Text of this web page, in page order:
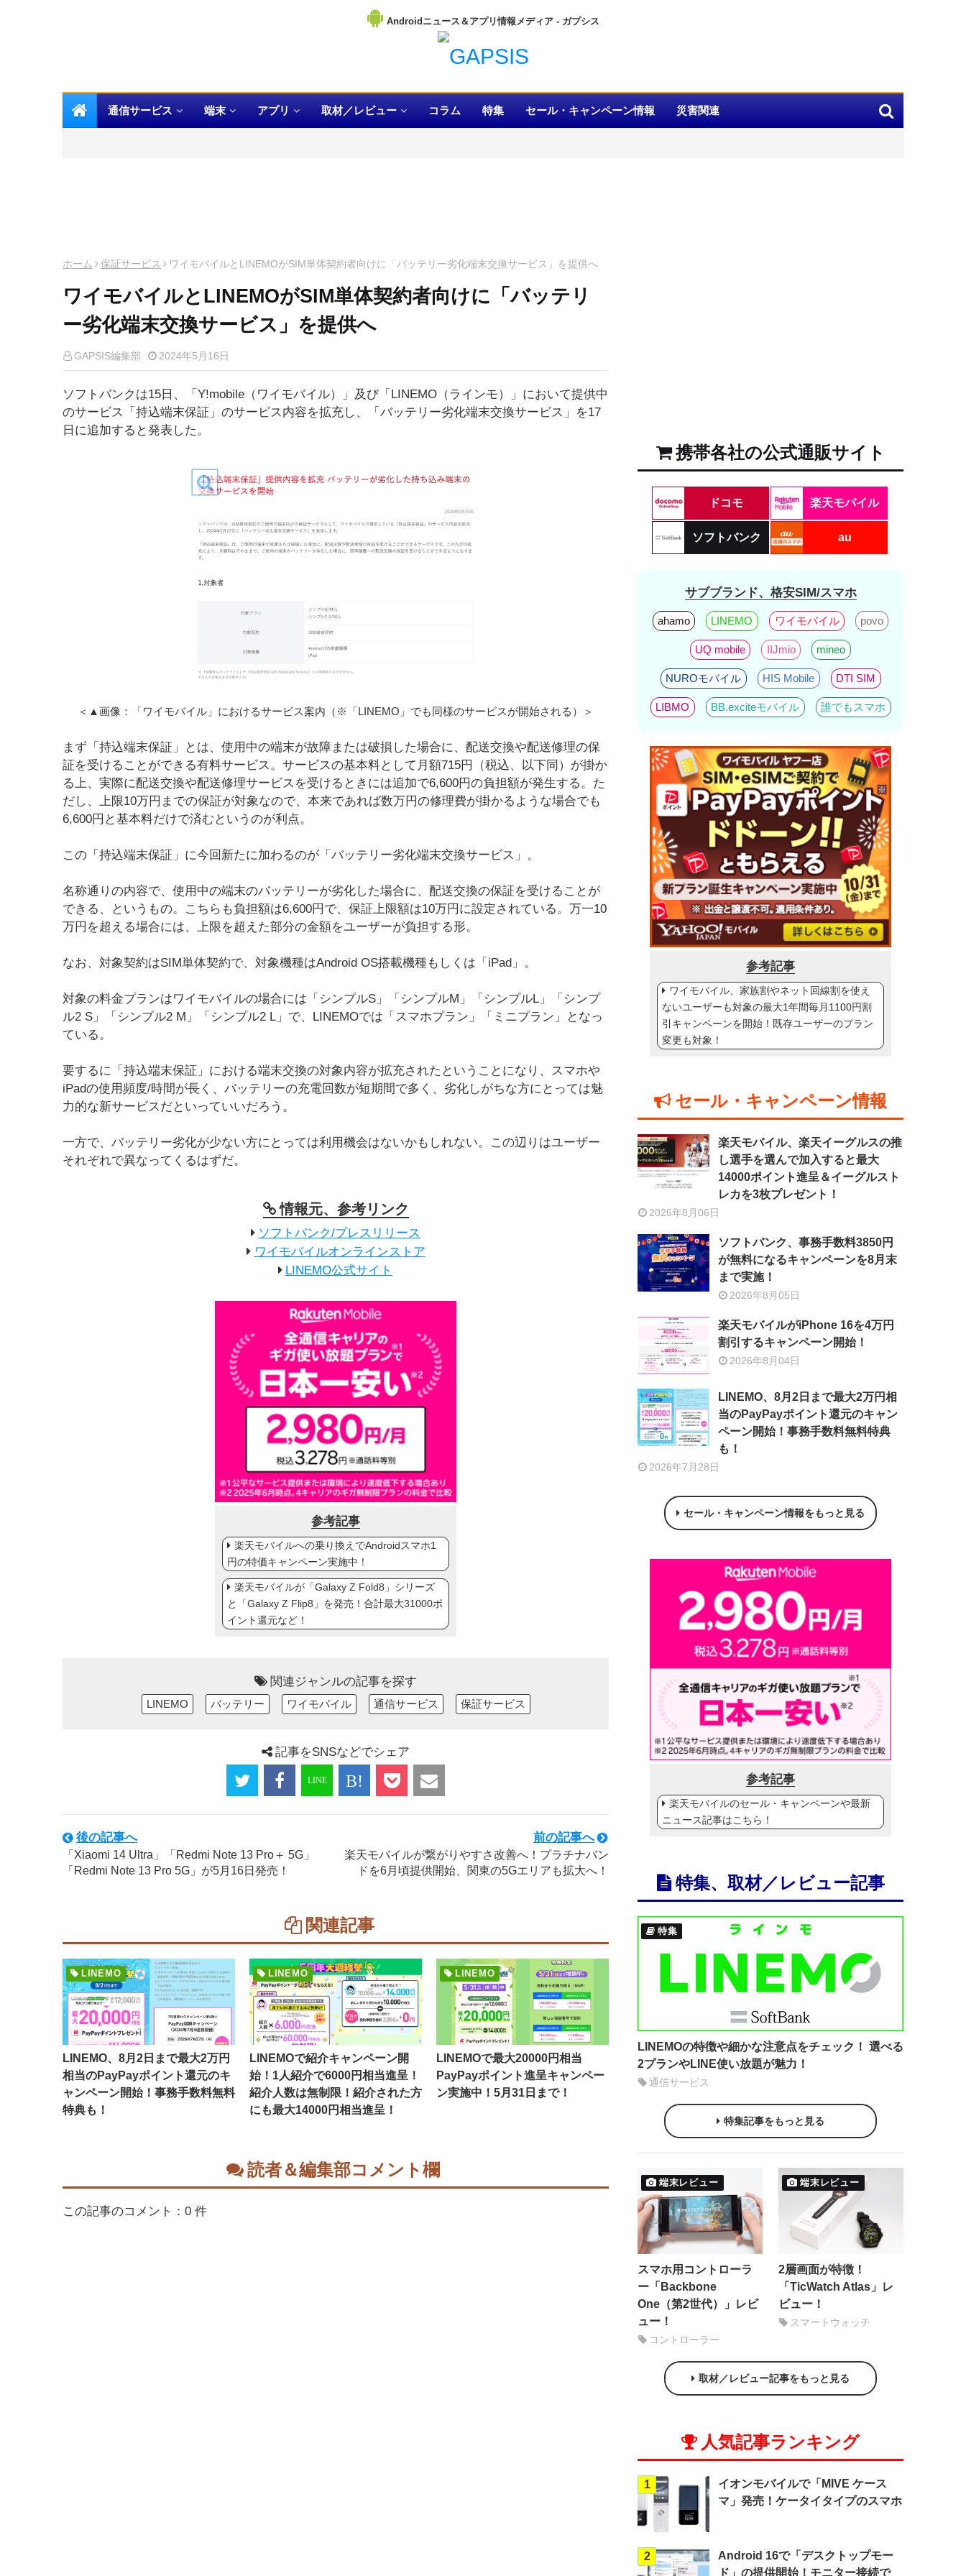
Androidニュース＆アプリ情報メディア
通信サービス 端末 アプリ 取材／レビュー コラム 特集 セール・キャンペーン情報 災害関連
ホーム 保証サービス ワイモバイルとLINEMOがSIM単体契約者向けに「バッテリー劣化端末交換サービス」を提供へ
ワイモバイルとLINEMOがSIM単体契約者向けに「バッテリ
ー劣化端末交換サービス」を提供へ
GAPSIS編集部 2024年5月16日
ソフトバンクは15日、「Y!mobile（ワイモバイル）」及び「LINEMO（ラインモ）」において提供中
のサービス「持込端末保証」のサービス内容を拡充し、「バッテリー劣化端末交換サービス」を17
日に追加すると発表した。
＜▲画像：「ワイモバイル」におけるサービス案内（※「LINEMO」でも同様のサービスが開始される）＞
まず「持込端末保証」とは、使用中の端末が故障または破損した場合に、配送交換や配送修理の保
証を受けることができる有料サービス。サービスの基本料として月額715円（税込、以下同）が掛か
る上、実際に配送交換や配送修理サービスを受けるときには追加で6,600円の負担額が発生する。た
だし、上限10万円までの保証が対象なので、本来であれば数万円の修理費が掛かるような場合でも
6,600円と基本料だけで済むというのが利点。
この「持込端末保証」に今回新たに加わるのが「バッテリー劣化端末交換サービス」。
名称通りの内容で、使用中の端末のバッテリーが劣化した場合に、配送交換の保証を受けることが
できる、というもの。こちらも負担額は6,600円で、保証上限額は10万円に設定されている。万一10
万円を超える場合には、上限を超えた部分の金額をユーザーが負担する形。
なお、対象契約はSIM単体契約で、対象機種はAndroid OS搭載機種もしくは「iPad」。
対象の料金プランはワイモバイルの場合には「シンプルS」「シンプルM」「シンプルL」「シンプ
ル2 S」「シンプル2 M」「シンプル2 L」で、LINEMOでは「スマホプラン」「ミニプラン」となっ
ている。
要するに「持込端末保証」における端末交換の対象内容が拡充されたということになり、スマホや
iPadの使用頻度/時間が長く、バッテリーの充電回数が短期間で多く、劣化しがちな方にとっては魅
力的な新サービスだといっていいだろう。
一方で、バッテリー劣化が少ない方にとっては利用機会はないかもしれない。この辺りはユーザー
それぞれで異なってくるはずだ。
情報元、参考リンク
ソフトバンク/プレスリリース
ワイモバイルオンラインストア
LINEMO公式サイト
参考記事
楽天モバイルへの乗り換えでAndroidスマホ1
円の特価キャンペーン実施中！
楽天モバイルが「Galaxy Z Fold8」シリーズ
と「Galaxy Z Flip8」を発売！合計最大31000ポ
イント還元など！
関連ジャンルの記事を探す
LINEMO バッテリー ワイモバイル 通信サービス 保証サービス
記事をSNSなどでシェア
後の記事へ
「Xiaomi 14 Ultra」「Redmi Note 13 Pro＋ 5G」
「Redmi Note 13 Pro 5G」が5月16日発売！
前の記事へ
楽天モバイルが繋がりやすさ改善へ！プラチナバン
ドを6月頃提供開始、関東の5Gエリアも拡大へ！
関連記事
LINEMO
LINEMO、8月2日まで最大2万円
相当のPayPayポイント還元のキ
ャンペーン開始！事務手数料無料
特典も！
LINEMO
LINEMOで紹介キャンペーン開
始！1人紹介で6000円相当進呈！
紹介人数は無制限！紹介された方
にも最大14000円相当進呈！
LINEMO
LINEMOで最大20000円相当
PayPayポイント進呈キャンペー
ン実施中！5月31日まで！
読者＆編集部コメント欄
この記事のコメント：0 件
携帯各社の公式通販サイト
ドコモ 楽天モバイル
ソフトバンク au
サブブランド、格安SIM/スマホ
ahamo LINEMO ワイモバイル povo
UQ mobile IIJmio mineo
NUROモバイル HIS Mobile DTI SIM
LIBMO BB.exciteモバイル 誰でもスマホ
参考記事
ワイモバイル、家族割やネット回線割を使え
ないユーザーも対象の最大1年間毎月1100円割
引キャンペーンを開始！既存ユーザーのプラン
変更も対象！
セール・キャンペーン情報
楽天モバイル、楽天イーグルスの推
し選手を選んで加入すると最大
14000ポイント進呈＆イーグルスト
レカを3枚プレゼント！
2026年8月06日
ソフトバンク、事務手数料3850円
が無料になるキャンペーンを8月末
まで実施！
2026年8月05日
楽天モバイルがiPhone 16を4万円
割引するキャンペーン開始！
2026年8月04日
LINEMO、8月2日まで最大2万円相
当のPayPayポイント還元のキャン
ペーン開始！事務手数料無料特典
も！
2026年7月28日
セール・キャンペーン情報をもっと見る
参考記事
楽天モバイルのセール・キャンペーンや最新
ニュース記事はこちら！
特集、取材／レビュー記事
特集
LINEMOの特徴や細かな注意点をチェック！ 選べる
2プランやLINE使い放題が魅力！
通信サービス
特集記事をもっと見る
端末レビュー
スマホ用コントローラ
ー「Backbone
One（第2世代）」レビ
ュー！
コントローラー
端末レビュー
2層画面が特徴！
「TicWatch Atlas」レ
ビュー！
スマートウォッチ
取材／レビュー記事をもっと見る
人気記事ランキング
1
イオンモバイルで「MIVE ケース
マ」発売！ケータイタイプのスマホ
2
Android 16で「デスクトップモー
ド」の提供開始！モニター接続で